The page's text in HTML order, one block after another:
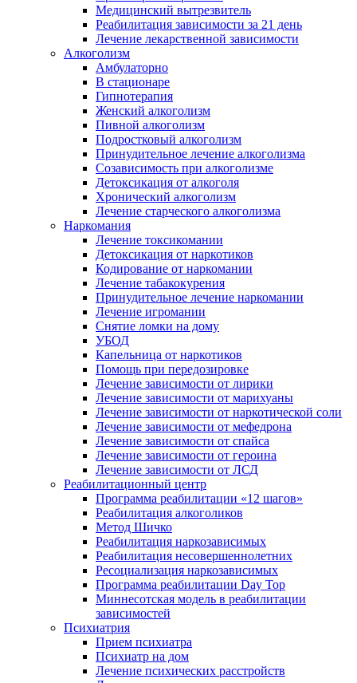
Медицинский вытрезвитель
Реабилитация зависимости за 21 день
Лечение лекарственной зависимости
Алкоголизм
Амбулаторно
В стационаре
Гипнотерапия
Женский алкоголизм
Пивной алкоголизм
Подростковый алкоголизм
Принудительное лечение алкоголизма
Созависимость при алкоголизме
Детоксикация от алкоголя
Хронический алкоголизм
Лечение старческого алкоголизма
Наркомания
Лечение токсикомании
Детоксикация от наркотиков
Кодирование от наркомании
Лечение табакокурения
Принудительное лечение наркомании
Лечение игромании
Снятие ломки на дому
УБОД
Капельница от наркотиков
Помощь при передозировке
Лечение зависимости от лирики
Лечение зависимости от марихуаны
Лечение зависимости от наркотической соли
Лечение зависимости от мефедрона
Лечение зависимости от спайса
Лечение зависимости от героина
Лечение зависимости от ЛСД
Реабилитационный центр
Программа реабилитации «12 шагов»
Реабилитация алкоголиков
Метод Шичко
Реабилитация наркозависимых
Реабилитация несовершеннолетних
Ресоциализация наркозависимых
Программа реабилитации Day Top
Миннесотская модель в реабилитации
зависимостей
Психиатрия
Прием психиатра
Психиатр на дом
Лечение психических расстройств